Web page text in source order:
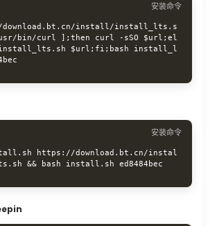
安装命令
install/install_lts.s
bin/curl ];then curl -sSO $url;el
install_lts.sh $url;fi;bash install_l
安装命令
https://download.bt.cn/instal
&& bash install.sh ed8484bec